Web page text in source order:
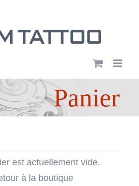
Panier
est actuellement vide.
à la boutique